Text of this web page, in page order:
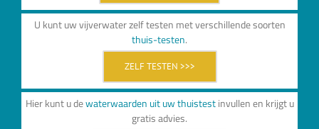
U kunt uw vijverwater zelf testen met verschillende soorten
thuis-testen.
ZELF TESTEN >>>
Hier kunt u dewaterwaarden uit uw thuistestinvullen en krijgt u
gratis advies.